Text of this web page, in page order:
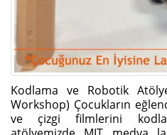
Kodlama ve Robotik
Workshop) Çocukların
ve çizgi filmlerini